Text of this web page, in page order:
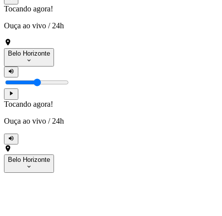
Tocando agora!
Ouça ao vivo / 24h
Belo Horizonte
Tocando agora!
Ouça ao vivo / 24h
Belo Horizonte